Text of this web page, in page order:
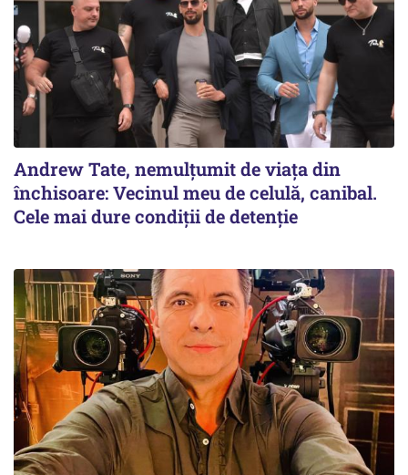
Andrew Tate, nemulțumit de viața din
închisoare: Vecinul meu de celulă, canibal.
Cele mai dure condiții de detenție